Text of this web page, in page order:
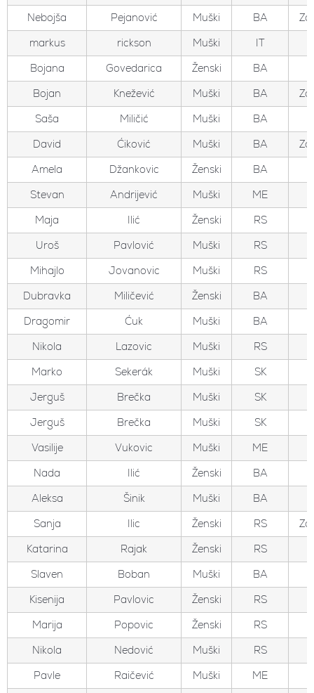
Nebojša
Pejanović Muški BA
markus
rickson Muški
IT
Bojana
Govedarica Ženski
BA
Bojan
Knežević Muški BA
Saša
Miličić Muški
BA
David
Ćiković Muški BA
Amela
Džankovic Ženski
BA
Stevan
Andrijević Muški
ME
Maja
Ilić Ženski
RS
Uroš
Pavlović Muški
RS
Mihajlo
Jovanovic Muški
RS
Dubravka
Miličević Ženski
BA
Dragomir
Ćuk Muški
BA
Nikola
Lazovic Muški
RS
Marko
Sekerák Muški
SK
Jerguš
Brečka Muški
SK
Jerguš
Brečka Muški
SK
Vasilije
Vukovic Muški
ME
Nada
Ilić Ženski
BA
Aleksa
Šinik Muški
BA
Sanja
Ilic Ženski RS
Katarina
Rajak Ženski
RS
Slaven
Boban Muški
BA
Kisenija
Pavlovic Ženski
RS
Marija
Popovic Ženski
RS
Nikola
Nedović Muški
RS
Pavle
Raičević Muški
ME